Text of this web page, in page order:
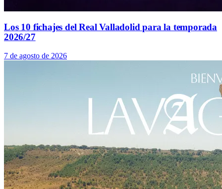
Los 10 fichajes del Real Valladolid para la temporada
2026/27
7 de agosto de 2026